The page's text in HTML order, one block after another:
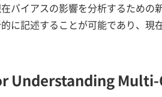
バイアスの影響を分析するための
に記述することが可能であり、現
Understanding